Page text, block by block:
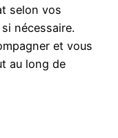
selon vos
nécessaire.
et vous
au long de